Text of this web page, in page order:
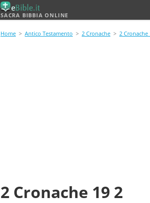
SACRA BIBBIA ONLINE
Home > Antico Testamento > 2 Cronache > 2 Cronache
2 Cronache 19 2